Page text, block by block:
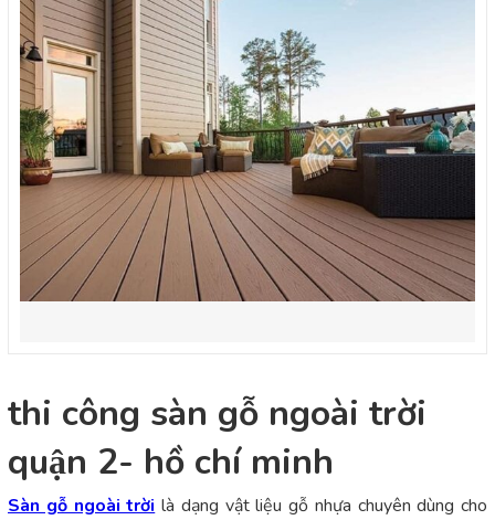
thi công sàn gỗ ngoài trời
quận 2- hồ chí minh
Sàn gỗ ngoài trời là dạng vật liệu gỗ nhựa chuyên dùng cho